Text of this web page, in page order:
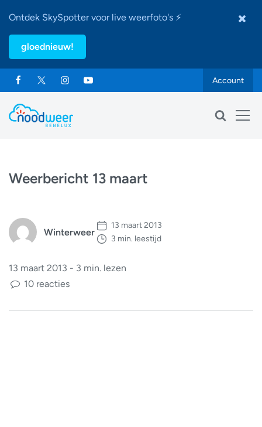
Ontdek SkySpotter voor live weerfoto's ⚡
gloednieuw!
Account
Weerbericht 13 maart
Winterweer
13 maart 2013
3 min. leestijd
13 maart 2013 - 3 min. lezen
10 reacties